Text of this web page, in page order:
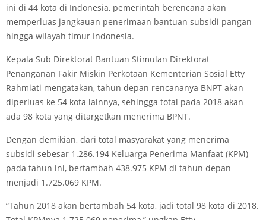
ini di 44 kota di Indonesia, pemerintah berencana akan
memperluas jangkauan penerimaan bantuan subsidi pangan
hingga wilayah timur Indonesia.
Kepala Sub Direktorat Bantuan Stimulan Direktorat
Penanganan Fakir Miskin Perkotaan Kementerian Sosial Etty
Rahmiati mengatakan, tahun depan rencananya BNPT akan
diperluas ke 54 kota lainnya, sehingga total pada 2018 akan
ada 98 kota yang ditargetkan menerima BPNT.
Dengan demikian, dari total masyarakat yang menerima
subsidi sebesar 1.286.194 Keluarga Penerima Manfaat (KPM)
pada tahun ini, bertambah 438.975 KPM di tahun depan
menjadi 1.725.069 KPM.
“Tahun 2018 akan bertambah 54 kota, jadi total 98 kota di 2018.